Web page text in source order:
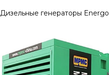
Дизельные генераторы Energo